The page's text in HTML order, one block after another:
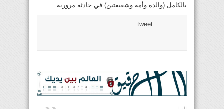
بالكامل (والده وأمه وشقيقتين) في حادثة مرورية.
tweet